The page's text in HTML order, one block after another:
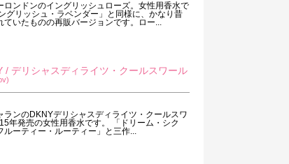
ロンドンのイングリッシュローズ。女性用香水で
グリッシュ・ラベンダー」と同様に、かなり昔
ていたものの再販バージョンです。ロー...
/ デリシャスディライツ・クールスワール
ランのDKNYデリシャスディライツ・クールスワ
年発売の女性用香水です。 「ドリーム・シク
ルーティー・ルーティー」と三作...